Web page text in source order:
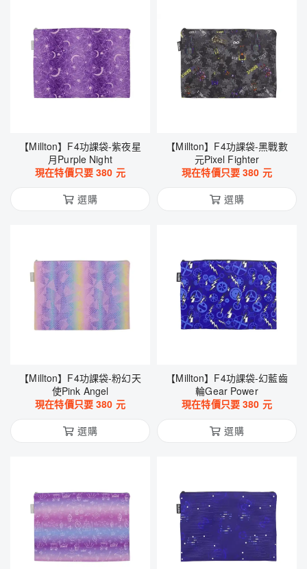
【Millton】F4功課袋-紫夜星
月Purple Night
現在特價只要380 元
選購
【Millton】F4功課袋-黑戰數
元Pixel Fighter
現在特價只要380 元
選購
【Millton】F4功課袋-粉幻天
使Pink Angel
現在特價只要380 元
選購
【Millton】F4功課袋-幻藍齒
輪Gear Power
現在特價只要380 元
選購